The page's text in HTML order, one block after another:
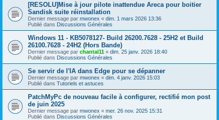
[RESOLU]Mise à jour pilote inattendue Areca pour boitier
Sandisk suite réinstallation
Dernier message par mwonex « dim. 1 mars 2026 13:36
Publié dans Discussions Générales
Windows 11 - KB5078127- Build 26200.7628 - 25H2 et Build
26100.7628 - 24H2 (Hors Bande)
Dernier message par chantal11 « dim. 25 janv. 2026 18:40
Publié dans Discussions Générales
Se servir de l'IA dans Edge pour se dépanner
Dernier message par mwonex « dim. 4 janv. 2026 15:03
Publié dans Tutoriels et astuces
PatchMyPc de nouveau facile à configurer, rectifié mon post
de juin 2025
Dernier message par mwonex « mer. 26 nov. 2025 15:31
Publié dans Discussions Générales